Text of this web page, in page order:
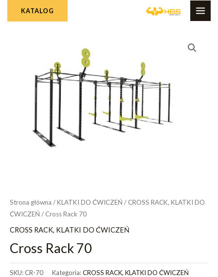
KATALOG
Strona główna /KLATKI DO ĆWICZEŃ / CROSS RACK, KLATKI DO
ĆWICZEŃ / Cross Rack 70
CROSS RACK, KLATKI DO ĆWICZEŃ
Cross Rack 70
SKU:CR-70 Kategoria:CROSS RACK, KLATKI DO ĆWICZEŃ